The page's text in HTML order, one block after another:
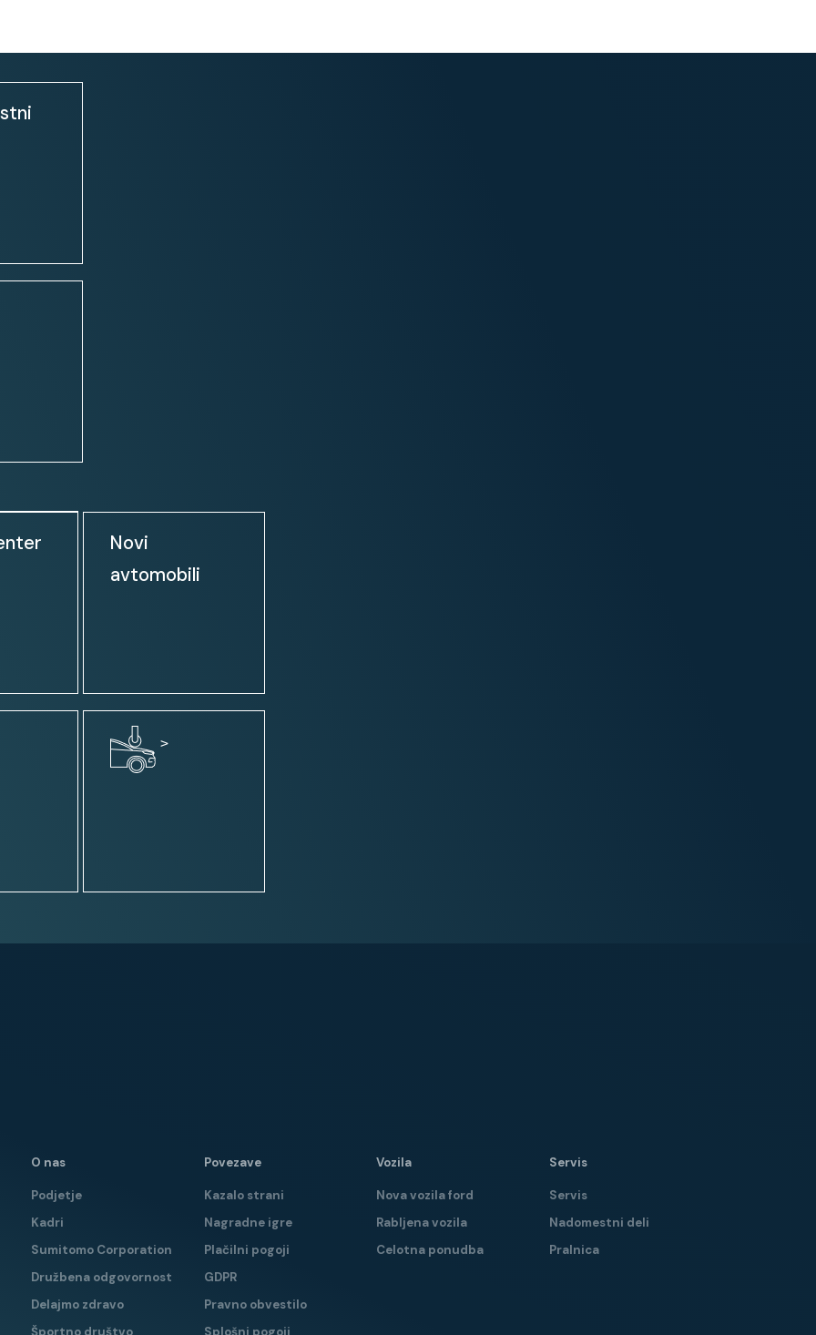
Novi
avtomobili
>
O nas
Podjetje
Kadri
Sumitomo Corporation
Družbena odgovornost
Delajmo zdravo
Športno društvo
Povezave
Kazalo strani
Nagradne igre
Plačilni pogoji
GDPR
Pravno obvestilo
Splošni pogoji
Vozila
Nova vozila ford
Rabljena vozila
Celotna ponudba
Servis
Servis
Nadomestni deli
Pralnica